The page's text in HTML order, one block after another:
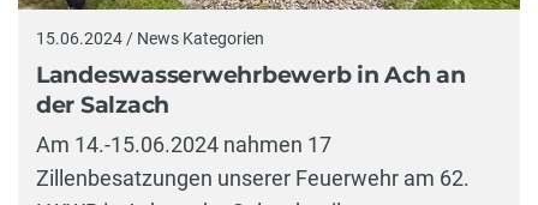
15.06.2024 / News Kategorien
Landeswasserwehrbewerb in Ach an
der Salzach
Am 14.-15.06.2024 nahmen 17
Zillenbesatzungen unserer Feuerwehr am 62.